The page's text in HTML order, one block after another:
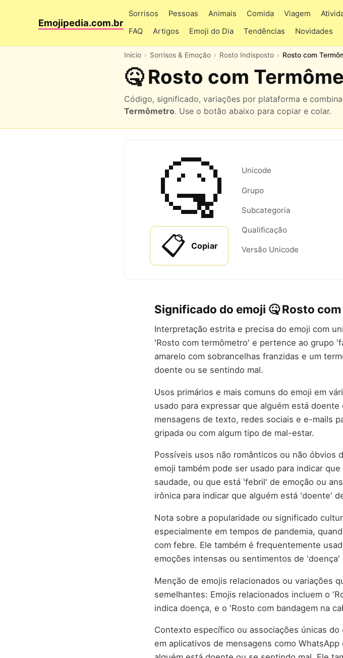
Emojipedia.com.br
Sorrisos Pessoas Animais Comida Viagem
FAQ
Artigos Emoji do Dia Tendências Novidades
Início Sorrisos & Emoção Rosto Indisposto Rosto com
🤒 Rosto com
Código, significado, variações por plataforma e
Termômetro. Use o botão abaixo para copiar e colar.
🤒
📋 Copiar
Unicode
Grupo
Subcategoria
Qualificação
Versão Unicode
Significado do emoji 🤒 Rosto
Interpretação estrita e precisa do emoji com
'Rosto com termômetro' e pertence ao grupo
amarelo com sobrancelhas franzidas e um
doente ou se sentindo mal.
Usos primários e mais comuns do emoji em
usado para expressar que alguém está
mensagens de texto, redes sociais e e-mails
gripada ou com algum tipo de mal-estar.
Possíveis usos não românticos ou não óbvios
emoji também pode ser usado para indicar
saudade, ou que está 'febril' de emoção ou
irônica para indicar que alguém está 'doente'
Nota sobre a popularidade ou significado
especialmente em tempos de pandemia,
com febre. Ele também é frequentemente
emoções intensas ou sentimentos de 'doença'
Menção de emojis relacionados ou variações
semelhantes: Emojis relacionados incluem o
indica doença, e o 'Rosto com bandagem na
Contexto específico ou associações únicas
em aplicativos de mensagens como